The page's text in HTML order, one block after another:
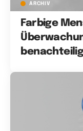
ARCHIV
Farbige